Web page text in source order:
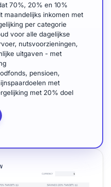
70%, 20% en 10%
maandelijks inkomen met
per categorie
voor alle dagelijkse
nutsvoorzieningen,
uitgaven - met
pensioen,
met
met 20% doel